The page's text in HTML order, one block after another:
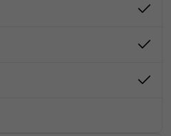
à travailler, on s'occupe